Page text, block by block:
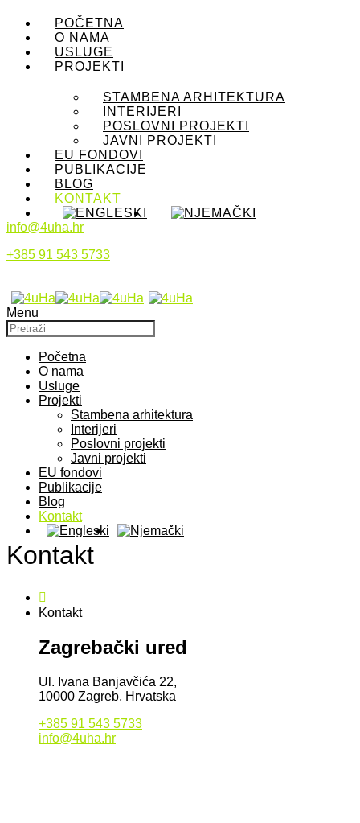
POČETNA
O NAMA
USLUGE
PROJEKTI
STAMBENA ARHITEKTURA
INTERIJERI
POSLOVNI PROJEKTI
JAVNI PROJEKTI
EU FONDOVI
PUBLIKACIJE
BLOG
KONTAKT
info@4uha.hr
+385 91 543 5733
Menu
Početna
O nama
Usluge
Projekti
Stambena arhitektura
Interijeri
Poslovni projekti
Javni projekti
EU fondovi
Publikacije
Blog
Kontakt
Kontakt
Kontakt
Zagrebački ured
Ul. Ivana Banjavčića 22,
10000 Zagreb, Hrvatska
+385 91 543 5733
info@4uha.hr